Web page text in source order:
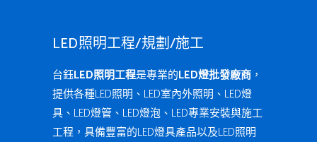
LED照明工程/規劃/施工
台鈺LED照明工程是專業的LED燈批發廠商 ，
提供各種LED照明、LED室內外照明、LED燈
具、LED燈管、LED燈泡、LED專業安裝與施工
工程，具備豐富的LED燈具產品以及LED照明